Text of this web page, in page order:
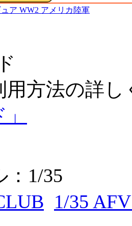
ア WW2 アメリカ陸軍
用方法の詳し
：1/35
1/35